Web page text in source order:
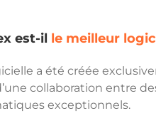
est-il le meilleur
a été créée
collaboration entre
exceptionnels.